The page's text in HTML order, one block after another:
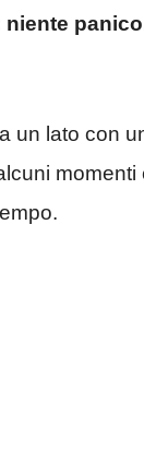
un lato con
momenti